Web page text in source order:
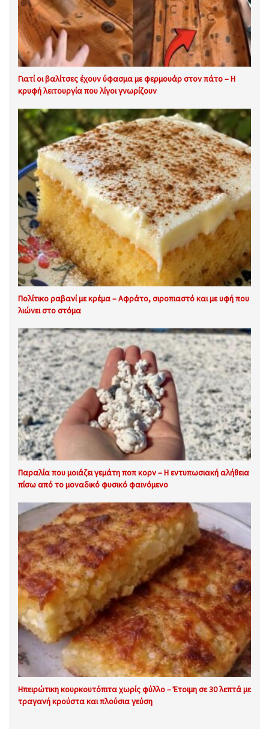
Γιατί οι βαλίτσες έχουν ύφασμα με φερμουάρ στον πάτο – Η
κρυφή λειτουργία που λίγοι γνωρίζουν
Πολίτικο ραβανί με κρέμα – Αφράτο, σιροπιαστό και με υφή που
λιώνει στο στόμα
Παραλία που μοιάζει γεμάτη ποπ κορν – Η εντυπωσιακή αλήθεια
πίσω από το μοναδικό φυσικό φαινόμενο
Ηπειρώτικη κουρκουτόπιτα χωρίς φύλλο – Έτοιμη σε 30 λεπτά με
τραγανή κρούστα και πλούσια γεύση